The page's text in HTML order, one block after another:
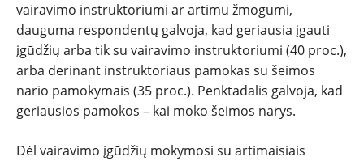
vairavimo instruktoriumi ar artimu žmogumi,
dauguma respondentų galvoja, kad geriausia įgauti
įgūdžių arba tik su vairavimo instruktoriumi (40 proc.),
arba derinant instruktoriaus pamokas su šeimos
nario pamokymais (35 proc.). Penktadalis galvoja, kad
geriausios pamokos – kai moko šeimos narys.
Dėl vairavimo įgūdžių mokymosi su artimaisiais